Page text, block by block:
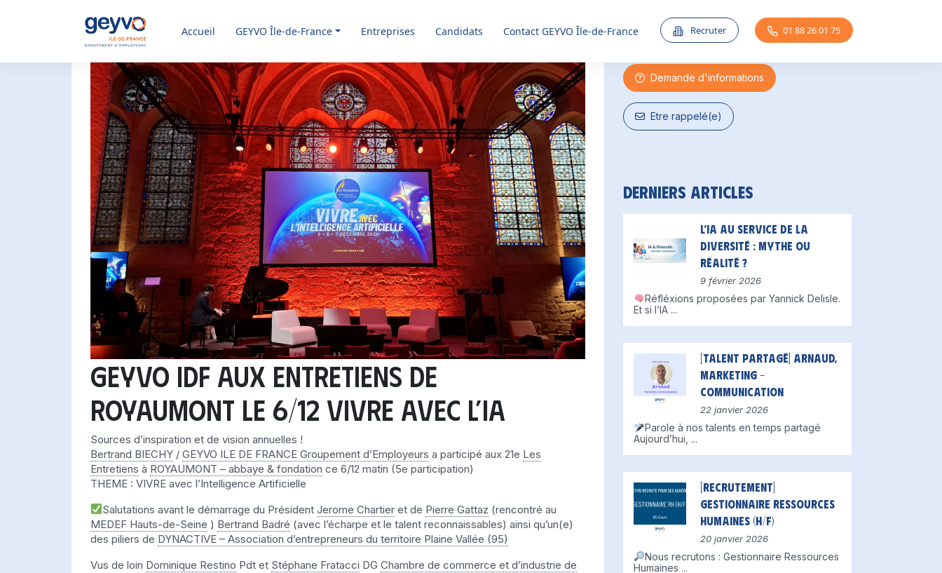
Accueil GEYVOÎle-de-France Entreprises Candidats Contact GEYVO Île-de-France Recruter 01 88 26 01 75
GEYVO IDF aux ENTRETIENS de
ROYAUMONT le 6/12 VIVRE avec l’IA
Sources d’inspiration et de vision annuelles !
Bertrand BIECHY / GEYVO ILE DE FRANCE Groupement d’Employeurs a participé aux 21e Les
Entretiens à ROYAUMONT – abbaye & fondation ce 6/12 matin (5e participation)
THEME : VIVRE avec l’Intelligence Artificielle
Salutations avant le démarrage du PrésidentJerome Chartier et de Pierre Gattaz (rencontré au
MEDEF Hauts-de-Seine ) Bertrand Badré (avec l’écharpe et le talent reconnaissables) ainsi qu’un(e)
des piliers de DYNACTIVE – Association d’entrepreneurs du territoire Plaine Vallée (95)
Vus de loin Dominique Restino Pdt et Stéphane Fratacci DG Chambre de commerce et d’industrie de
Une question ?
Demande d'informations
Etre rappelé(e)
Derniers articles
L’IA au service de la
diversité : mythe ou
réalité ?
9 février 2026
Réfléxions proposées par Yannick Delisle.
Et si l’IA ...
[Talent partagé] Arnaud,
Marketing –
Communication
22 janvier 2026
Parole à nos talents en temps partagé
Aujourd’hui, ...
[Recrutement]
Gestionnaire Ressources
Humaines (H/F)
20 janvier 2026
Nous recrutons : Gestionnaire Ressources
Humaines ...